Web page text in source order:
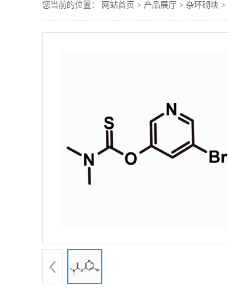
您当前的位置： 网站首页 > 产品展厅 > 杂环砌块 >